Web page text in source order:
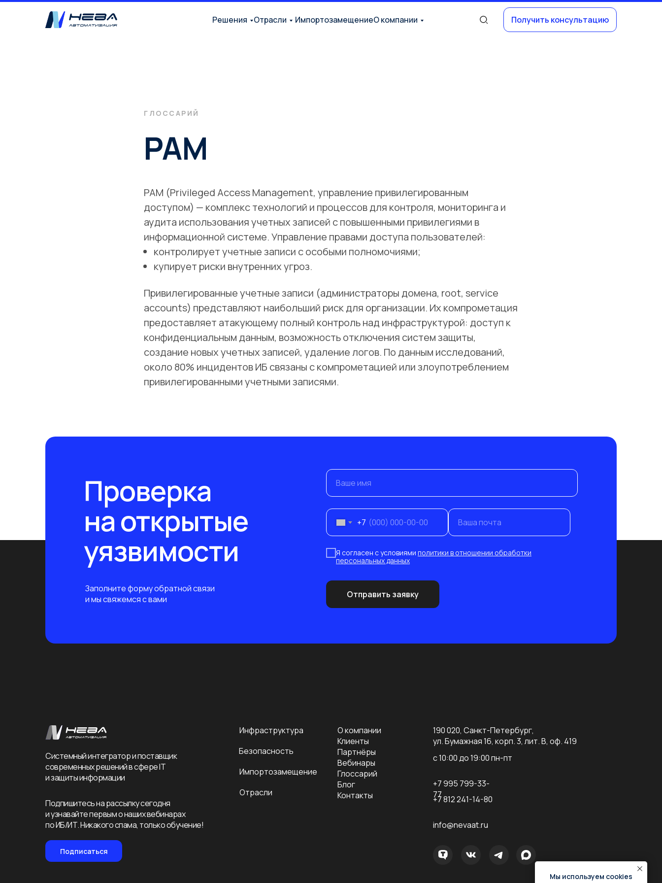
Решения Отрасли ИмпортозамещениеО компании Получить консультацию
ГЛОССАРИЙ
PAM
PAM (Privileged Access Management, управление привилегированным
доступом) — комплекс технологий и процессов для контроля, мониторинга и
аудита использования учетных записей с повышенными привилегиями в
информационной системе. Управление правами доступа пользователей:
контролирует учетные записи с особыми полномочиями;
купирует риски внутренних угроз.
Привилегированные учетные записи (администраторы домена, root, service
accounts) представляют наибольший риск для организации. Их компрометация
предоставляет атакующему полный контроль над инфраструктурой: доступ к
конфиденциальным данным, возможность отключения систем защиты,
создание новых учетных записей, удаление логов. По данным исследований,
около 80% инцидентов ИБ связаны с компрометацией или злоупотреблением
привилегированными учетными записями.
Ваше имя
+7 Ваша почта
Я согласен с условиями политики в отношении обработки
персональных данных
Отправить заявку
Проверка
на открытые
уязвимости
Заполните форму обратной связи
и мы свяжемся с вами
Безопасность
Отрасли
Импортозамещение
Инфраструктура
Системный интегратор и поставщик
современных решений в сфере IT
и защиты информации
О компании
Клиенты
Партнёры
Вебинары
Глоссарий
Блог
Контакты
с 10:00 до 19:00 пн-пт
190 020, Санкт-Петербург,
ул. Бумажная 16, корп. 3, лит. В, оф. 419
+7 995 799-33-
77
+7 812 241-14-80
info@nevaat.ru
Подписаться
Подпишитесь на рассылку сегодня
и узнавайте первым о наших вебинарах
по ИБ/ИТ. Никакого спама, только обучение!
Мы используем cookies